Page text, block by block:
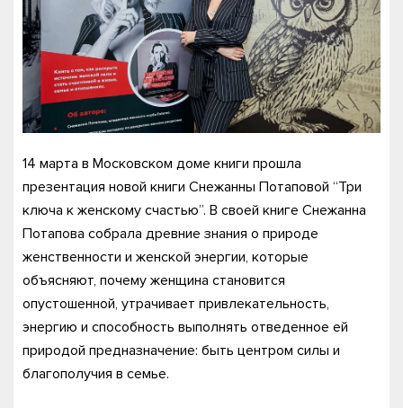
14 марта в Московском доме книги прошла
презентация новой книги Снежанны Потаповой “Три
ключа к женскому счастью”. В своей книге Снежанна
Потапова собрала древние знания о природе
женственности и женской энергии, которые
объясняют, почему женщина становится
опустошенной, утрачивает привлекательность,
энергию и способность выполнять отведенное ей
природой предназначение: быть центром силы и
благополучия в семье.